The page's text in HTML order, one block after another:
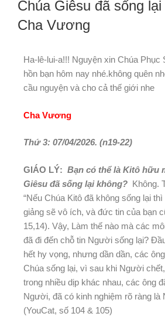
Chúa Giêsu đã sống
Cha Vương
Ha-lê-lui-a!!! Nguyện xin Chúa
hồn bạn hôm nay nhé.không quên
cầu nguyện và cho cả thế giới nhe
Cha Vương
Thứ 3: 07/04/2026. (n19-22)
GIÁO LÝ: Bạn có thể là Kitô hữu
Giêsu đã sống lại không? Không.
“Nếu Chúa Kitô đã không sống lại
giảng sẽ vô ích, và đức tin của bạn
15,14). Vậy, Làm thế nào mà các
đã đi đến chỗ tin Người sống lại?
hết hy vọng, nhưng dần dần, các
Chúa sống lại, vì sau khi Người
trong nhiều dịp khác nhau, các ông
Người, đã có kinh nghiệm rõ ràng là
(YouCat, số 104 & 105)